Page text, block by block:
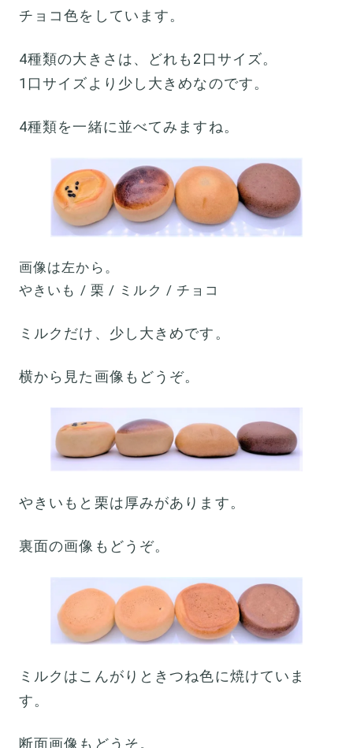
チョコ色をしています。
4種類の大きさは、どれも2口サイズ。
1口サイズより少し大きめなのです。
4種類を一緒に並べてみますね。
画像は左から。
やきいも / 栗 / ミルク / チョコ
ミルクだけ、少し大きめです。
横から見た画像もどうぞ。
やきいもと栗は厚みがあります。
裏面の画像もどうぞ。
ミルクはこんがりときつね色に焼けていま
す。
断面画像もどうそ。